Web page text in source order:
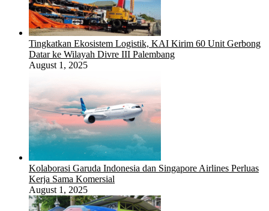
Tingkatkan Ekosistem Logistik, KAI Kirim 60 Unit Gerbong
Datar ke Wilayah Divre III Palembang
August 1, 2025
Kolaborasi Garuda Indonesia dan Singapore Airlines Perluas
Kerja Sama Komersial
August 1, 2025